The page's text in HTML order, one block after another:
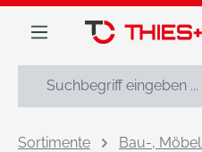
springen
Sortimente
Bau-,